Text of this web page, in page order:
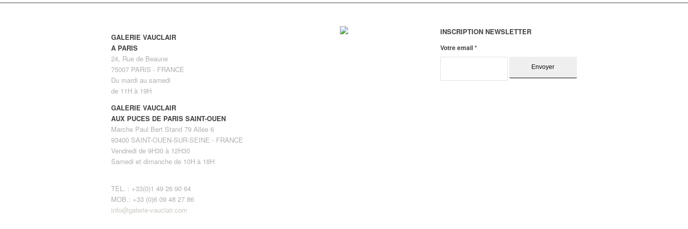
GALERIE VAUCLAIR
A PARIS
24, Rue de Beaune
75007 PARIS - FRANCE
Du mardi au samedi
de 11H à 19H
GALERIE VAUCLAIR
AUX PUCES DE PARIS SAINT-OUEN
Marche Paul Bert Stand 79 Allée 6
93400 SAINT-OUEN-SUR-SEINE - FRANCE
Vendredi de 9H30 à 12H30
Samedi et dimanche de 10H à 18H
TEL. : +33(0)1 49 26 90 64
MOB.: +33 (0)6 09 48 27 86
info@galerie-vauclair.com
INSCRIPTION NEWSLETTER
Votre email*